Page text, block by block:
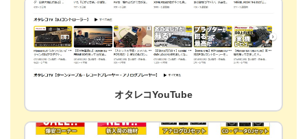
オタレコYouTube